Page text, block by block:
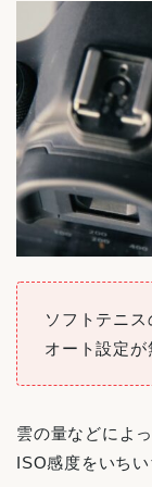
ソフトテニ
オート設定が
雲の量などによ
ISO感度をいち